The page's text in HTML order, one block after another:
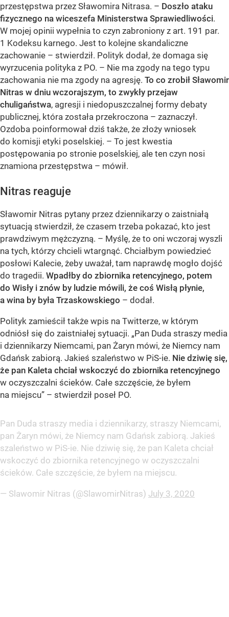
przestępstwa przez Sławomira Nitrasa. – Doszło ataku
fizycznego na wiceszefa Ministerstwa Sprawiedliwości.
W mojej opinii wypełnia to czyn zabroniony z art. 191 par.
1 Kodeksu karnego. Jest to kolejne skandaliczne
zachowanie – stwierdził. Polityk dodał, że domaga się
wyrzucenia polityka z PO. – Nie ma zgody na tego typu
zachowania nie ma zgody na agresję. To co zrobił Sławomir
Nitras w dniu wczorajszym, to zwykły przejaw
chuligaństwa, agresji i niedopuszczalnej formy debaty
publicznej, która została przekroczona – zaznaczył.
Ozdoba poinformował dziś także, że złoży wniosek
do komisji etyki poselskiej. – To jest kwestia
postępowania po stronie poselskiej, ale ten czyn nosi
znamiona przestępstwa – mówił.
Nitras reaguje
Sławomir Nitras pytany przez dziennikarzy o zaistniałą
sytuacją stwierdził, że czasem trzeba pokazać, kto jest
prawdziwym mężczyzną. – Myślę, że to oni wczoraj wyszli
na tych, którzy chcieli wtargnąć. Chciałbym powiedzieć
posłowi Kalecie, żeby uważał, tam naprawdę mogło dojść
do tragedii. Wpadłby do zbiornika retencyjnego, potem
do Wisły i znów by ludzie mówili, że coś Wisłą płynie,
a wina by była Trzaskowskiego – dodał.
Polityk zamieścił także wpis na Twitterze, w którym
odniósł się do zaistniałej sytuacji. „Pan Duda straszy media
i dziennikarzy Niemcami, pan Żaryn mówi, że Niemcy nam
Gdańsk zabiorą. Jakieś szaleństwo w PiS-ie. Nie dziwię się,
że pan Kaleta chciał wskoczyć do zbiornika retencyjnego
w oczyszczalni ścieków. Całe szczęście, że byłem
na miejscu” – stwierdził poseł PO.
Pan Duda straszy media i dziennikarzy, straszy Niemcami,
pan Żaryn mówi, że Niemcy nam Gdańsk zabiorą. Jakieś
szaleństwo w PiS-ie. Nie dziwię się, że pan Kaleta chciał
wskoczyć do zbiornika retencyjnego w oczyszczalni
ścieków. Całe szczęście, że byłem na miejscu.
— Slawomir Nitras (@SlawomirNitras) July 3, 2020